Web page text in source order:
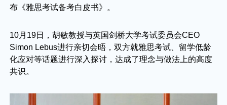
布《雅思考试备考白皮书》。
10月19日，胡敏教授与英国剑桥大学考试委员会CEO
Simon Lebus进行亲切会晤，双方就雅思考试、留学低龄
化应对等话题进行深入探讨，达成了理念与做法上的高度
共识。